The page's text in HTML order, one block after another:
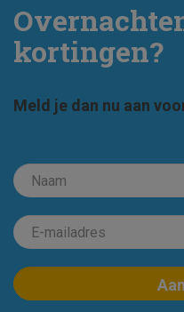
kortingen?
Meld je dan nu aan